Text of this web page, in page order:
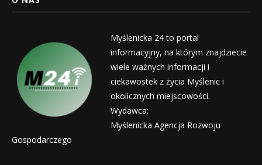
Myślenicka 24 to portal
informacyjny, na którym znajdziecie
wiele ważnych informacji i
ciekawostek z życia Myślenic i
okolicznych miejscowości.
Wydawca:
Myślenicka Agencja Rozwoju
Gospodarczego